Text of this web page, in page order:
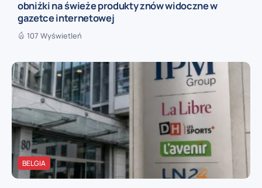
obniżki na świeże produkty znów widoczne w
gazetce internetowej
107 Wyświetleń
BELGIA